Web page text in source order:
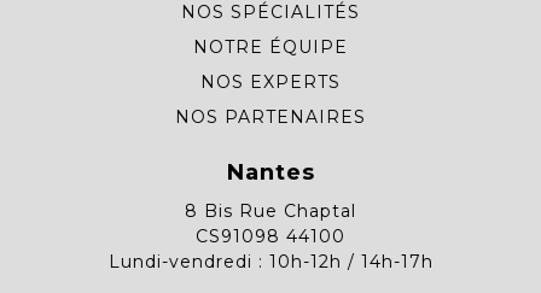
NOS SPÉCIALITÉS
NOTRE ÉQUIPE
NOS EXPERTS
NOS PARTENAIRES
Nantes
8 Bis Rue Chaptal
CS91098 44100
Lundi-vendredi : 10h-12h / 14h-17h